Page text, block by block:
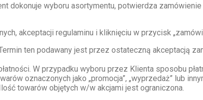
dokonuje wyboru asortymentu, potwierdza
akceptacji regulaminu i kliknięciu w przycisk
ten podawany jest przez ostateczną akceptacją
W przypadku wyboru przez Klienta sposobu
oznaczonych jako „promocja”, „wyprzedaż” lub
towarów objętych w/w akcjami jest ograniczona.